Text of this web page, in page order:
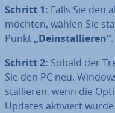
Schritt 1: Falls Sie den
möchten, wählen Sie
Punkt „De­instal­lie­ren“.
Schritt 2: Sobald der
Sie den PC neu.
stal­lie­ren, wenn die
Updates aktiviert wurde.